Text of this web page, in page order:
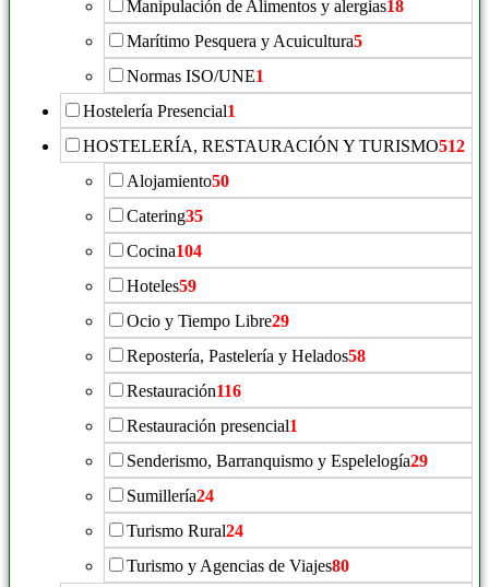
Manipulación de Alimentos y alergias18
Marítimo Pesquera y Acuicultura5
Normas ISO/UNE1
Hostelería Presencial1
HOSTELERÍA, RESTAURACIÓN Y TURISMO512
Alojamiento50
Catering35
Cocina104
Hoteles59
Ocio y Tiempo Libre29
Repostería, Pastelería y Helados58
Restauración116
Restauración presencial1
Senderismo, Barranquismo y Espelelogía29
Sumillería24
Turismo Rural24
Turismo y Agencias de Viajes80